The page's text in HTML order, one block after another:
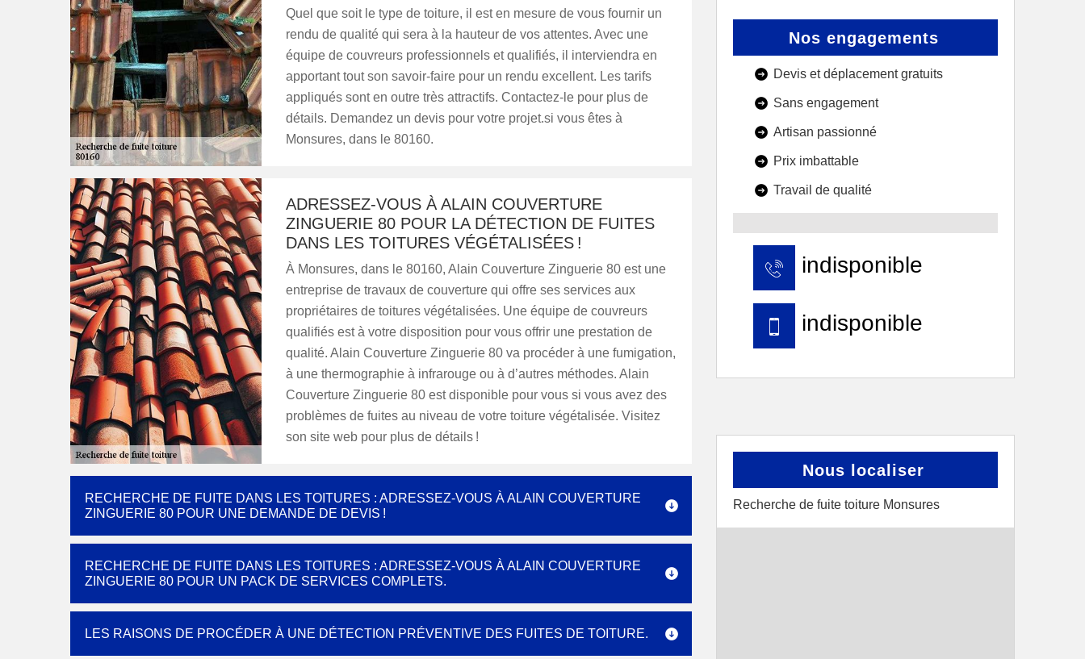
Quel que soit le type de toiture, il est en mesure de vous fournir un
rendu de qualité qui sera à la hauteur de vos attentes. Avec une
équipe de couvreurs professionnels et qualifiés, il interviendra en
apportant tout son savoir-faire pour un rendu excellent. Les tarifs
appliqués sont en outre très attractifs. Contactez-le pour plus de
détails. Demandez un devis pour votre projet.si vous êtes à
Monsures, dans le 80160.
ADRESSEZ-VOUS À ALAIN COUVERTURE
ZINGUERIE 80 POUR LA DÉTECTION DE FUITES
DANS LES TOITURES VÉGÉTALISÉES !
À Monsures, dans le 80160, Alain Couverture Zinguerie 80 est une
entreprise de travaux de couverture qui offre ses services aux
propriétaires de toitures végétalisées. Une équipe de couvreurs
qualifiés est à votre disposition pour vous offrir une prestation de
qualité. Alain Couverture Zinguerie 80 va procéder à une fumigation,
à une thermographie à infrarouge ou à d’autres méthodes. Alain
Couverture Zinguerie 80 est disponible pour vous si vous avez des
problèmes de fuites au niveau de votre toiture végétalisée. Visitez
son site web pour plus de détails !
RECHERCHE DE FUITE DANS LES TOITURES : ADRESSEZ-VOUS À ALAIN COUVERTURE
ZINGUERIE 80 POUR UNE DEMANDE DE DEVIS !
RECHERCHE DE FUITE DANS LES TOITURES : ADRESSEZ-VOUS À ALAIN COUVERTURE
ZINGUERIE 80 POUR UN PACK DE SERVICES COMPLETS.
LES RAISONS DE PROCÉDER À UNE DÉTECTION PRÉVENTIVE DES FUITES DE TOITURE.
Nos engagements
Devis et déplacement gratuits
Sans engagement
Artisan passionné
Prix imbattable
Travail de qualité
indisponible
indisponible
Nous localiser
Recherche de fuite toiture Monsures